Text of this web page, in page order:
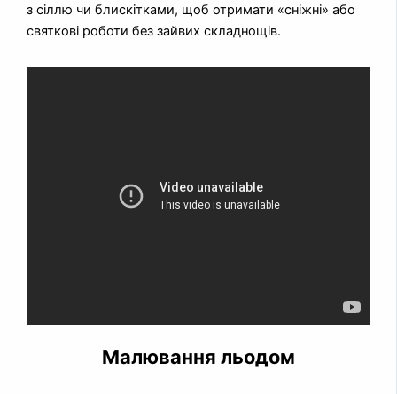
з сіллю чи блискітками, щоб отримати «сніжні» або
святкові роботи без зайвих складнощів.
Малювання льодом